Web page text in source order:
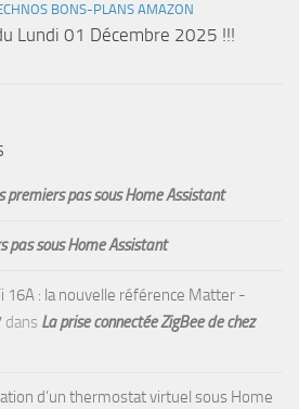
BONS-PLANS AMAZON
Lundi 01 Décembre 2025 !!!
premiers pas sous Home Assistant
pas sous Home Assistant
16A : la nouvelle référence Matter -
dans La prise connectée ZigBee de chez
d’un thermostat virtuel sous Home